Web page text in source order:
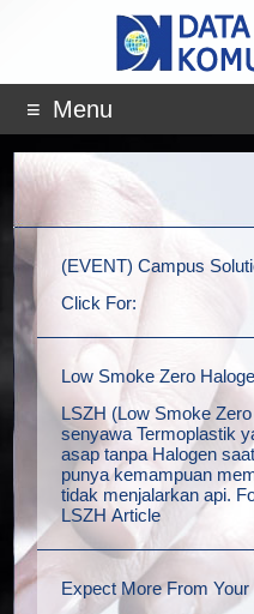
Menu
(EVENT) Campus
Click For:
Low Smoke Zero
LSZH (Low Smoke
senyawa Termoplastik
asap tanpa Halogen
punya kemampuan
tidak menjalarkan api.
LSZH Article
Expect More From Your